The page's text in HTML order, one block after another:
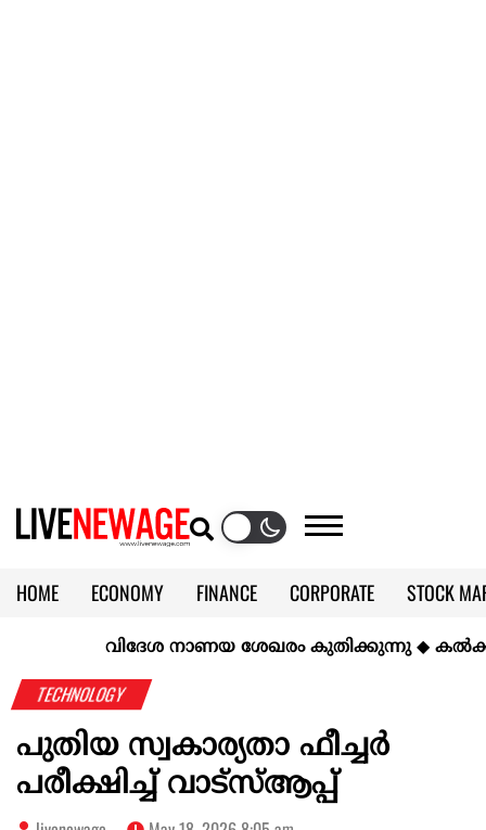
HOME ECONOMY FINANCE CORPORATE
STOCK
KERALA @70
വിദേശ നാണയ ശേഖരം കുതിക്കുന്നു◆
TECHNOLOGY
പുതിയ സ്വകാര്യതാ ഫീച്ചർ
പരീക്ഷിച്ച് വാട്‌സ്ആപ്പ്